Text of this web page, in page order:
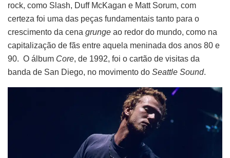
rock, como Slash, Duff McKagan e Matt Sorum, com
certeza foi uma das peças fundamentais tanto para o
crescimento da cena grunge ao redor do mundo, como na
capitalização de fãs entre aquela meninada dos anos 80 e
90. O álbum Core, de 1992, foi o cartão de visitas da
banda de San Diego, no movimento do Seattle Sound.